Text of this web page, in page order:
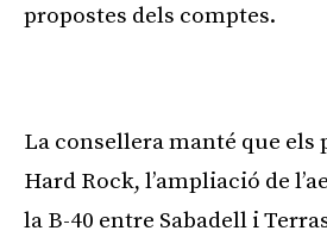
propostes dels comptes.
La consellera manté que els
Hard Rock, l’ampliació de
la B-40 entre Sabadell i